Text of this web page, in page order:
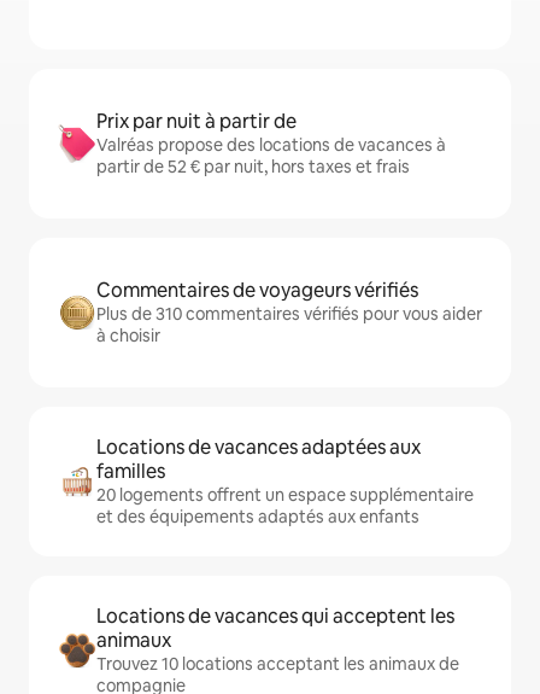
Prix par nuit à partir de
Valréas propose des locations de vacances à
partir de 52 € par nuit, hors taxes et frais
Commentaires de voyageurs vérifiés
Plus de 310 commentaires vérifiés pour vous aider
à choisir
Locations de vacances adaptées aux
familles
20 logements offrent un espace supplémentaire
et des équipements adaptés aux enfants
Locations de vacances qui acceptent les
animaux
Trouvez 10 locations acceptant les animaux de
compagnie